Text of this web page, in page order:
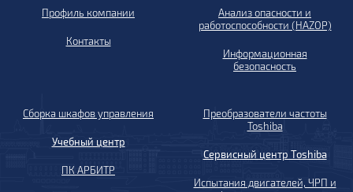
Профиль компании
Контакты
Анализ опасности и
работоспособности (HAZOP)
Информационная
безопасность
Сборка шкафов управления
Учебный центр
ПК АРБИТР
Преобразователи частоты
Toshiba
Сервисный центр Toshiba
Испытания двигателей, ЧРП и